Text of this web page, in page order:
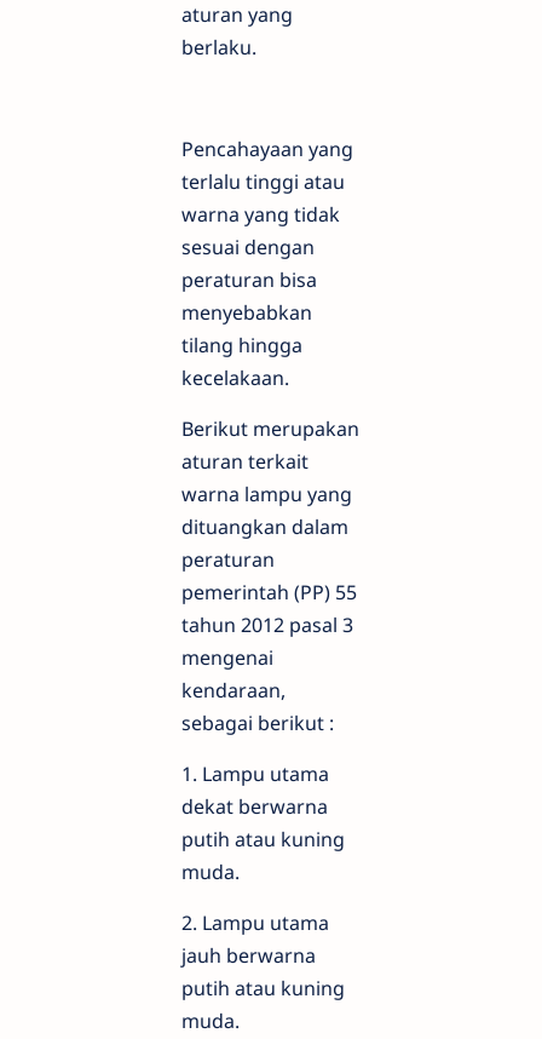
aturan yang
berlaku.
Pencahayaan yang
terlalu tinggi atau
warna yang tidak
sesuai dengan
peraturan bisa
menyebabkan
tilang hingga
kecelakaan.
Berikut merupakan
aturan terkait
warna lampu yang
dituangkan dalam
peraturan
pemerintah (PP) 55
tahun 2012 pasal 3
mengenai
kendaraan,
sebagai berikut :
1. Lampu utama
dekat berwarna
putih atau kuning
muda.
2. Lampu utama
jauh berwarna
putih atau kuning
muda.